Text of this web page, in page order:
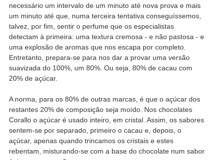
necessário um intervalo de um minuto até nova prova e mais
um minuto até que, numa terceira tentativa conseguíssemos,
talvez, por fim, sentir o perfume que os especialistas
detectam à primeira: uma textura cremosa - e não pastosa - e
uma explosão de aromas que nos escapa por completo.
Entretanto, prepara-se para nos dar a provar uma versão
suavizada do 100%, um 80%. Ou seja, 80% de cacau com
20% de açúcar.
A norma, para os 80% de outras marcas, é que o açúcar dos
restantes 20% de composição seja moído. Nos chocolates
Corallo o açúcar é usado inteiro, em cristal. Assim, os sabores
sentem-se por separado, primeiro o cacau e, depois, o
açúcar, apenas quando trincamos os cristais e estes
rebentam, misturando-se com a base do chocolate num sabor